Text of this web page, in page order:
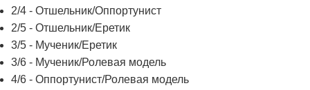
2/4 - Отшельник/Оппортунист
2/5 - Отшельник/Еретик
3/5 - Мученик/Еретик
3/6 - Мученик/Ролевая модель
4/6 - Оппортунист/Ролевая модель